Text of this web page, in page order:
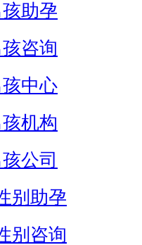
助孕
咨询
中心
机构
公司
别助孕
别咨询